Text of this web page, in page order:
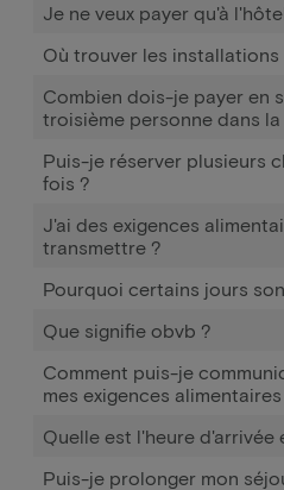
Je ne veux payer qu'à
Où trouver les
Combien dois-je payer en
troisième personne dans
Puis-je réserver plusieurs
fois ?
J'ai des exigences
transmettre ?
Pourquoi certains jours
Que signifie obvb ?
Comment puis-je
mes exigences alimentaires
Quelle est l'heure d'arrivée
Puis-je prolonger mon